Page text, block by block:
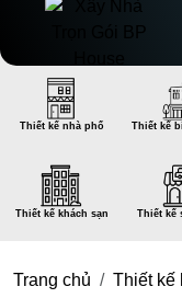
Thiết kế nhà phố Thiết kế
Thiết kế khách sạn Thiết kế
Trang chủ Thiết kế